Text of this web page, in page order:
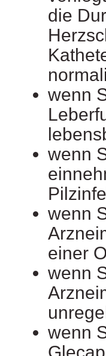
die
wenn
wenn
wenn
einer
wenn
wenn